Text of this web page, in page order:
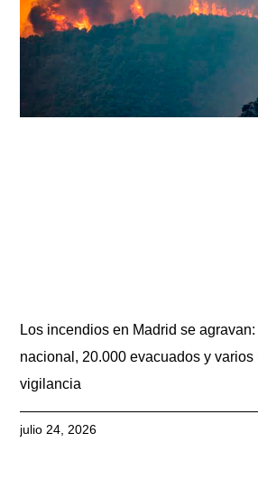
Los incendios en Madrid se
nacional, 20.000 evacuados y
vigilancia
julio 24, 2026